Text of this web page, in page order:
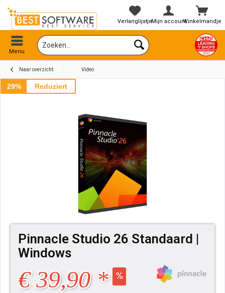
Winkelmandje
VerlanglijstjeMijn account
Menu
Naar overzicht Video
29% Reduziert
Pinnacle Studio 26 Standaard |
Windows
€ 39,90 *